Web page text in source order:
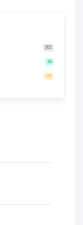
302
16
286